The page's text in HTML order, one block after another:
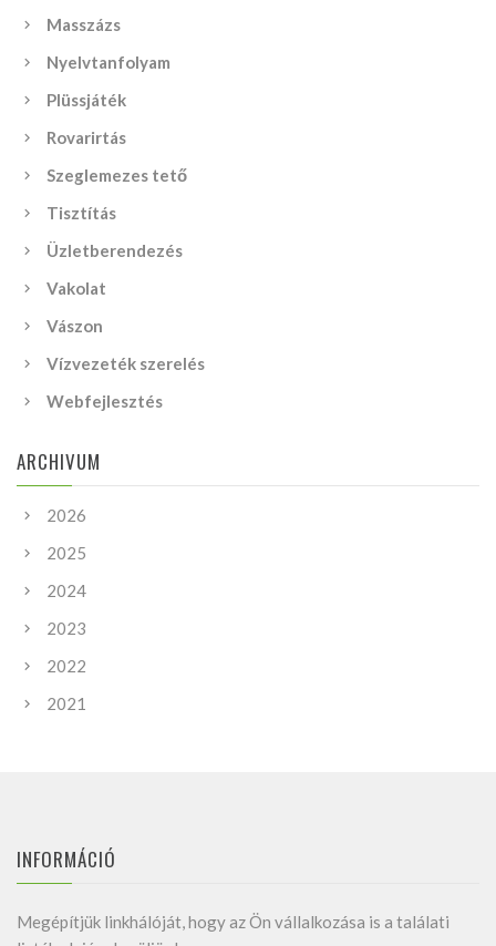
Masszázs
Nyelvtanfolyam
Plüssjáték
Rovarirtás
Szeglemezes tető
Tisztítás
Üzletberendezés
Vakolat
Vászon
Vízvezeték szerelés
Webfejlesztés
ARCHIVUM
2026
2025
2024
2023
2022
2021
INFORMÁCIÓ
Megépítjük linkhálóját, hogy az Ön vállalkozása is a találati